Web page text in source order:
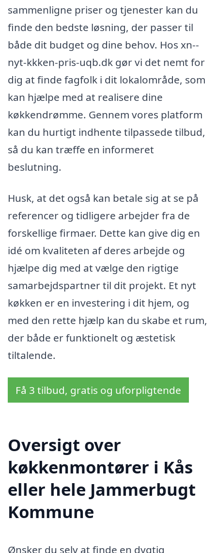
sammenligne priser og tjenester kan du
finde den bedste løsning, der passer til
både dit budget og dine behov. Hos xn--
nyt-kkken-pris-uqb.dk gør vi det nemt for
dig at finde fagfolk i dit lokalområde, som
kan hjælpe med at realisere dine
køkkendrømme. Gennem vores platform
kan du hurtigt indhente tilpassede tilbud,
så du kan træffe en informeret
beslutning.
Husk, at det også kan betale sig at se på
referencer og tidligere arbejder fra de
forskellige firmaer. Dette kan give dig en
idé om kvaliteten af deres arbejde og
hjælpe dig med at vælge den rigtige
samarbejdspartner til dit projekt. Et nyt
køkken er en investering i dit hjem, og
med den rette hjælp kan du skabe et rum,
der både er funktionelt og æstetisk
tiltalende.
Få 3 tilbud, gratis og uforpligtende
Oversigt over
køkkenmontører i Kås
eller hele Jammerbugt
Kommune
Ønsker du selv at finde en dygtig